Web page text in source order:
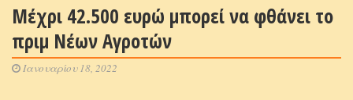
Μέχρι 42.500 ευρώ μπορεί να φθάνει το
πριμ Νέων Αγροτών
Ιανουαρίου 18, 2022